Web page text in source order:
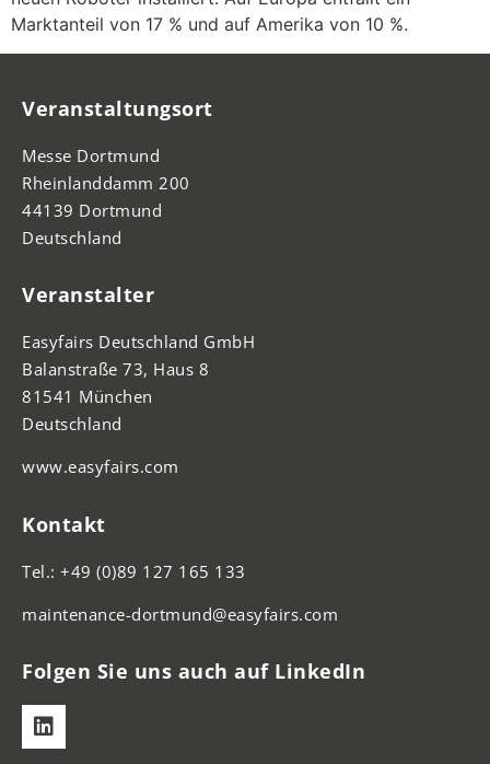
Marktanteil von 17 % und auf Amerika von 10 %.
Veranstaltungsort
Messe Dortmund
Rheinlanddamm 200
44139 Dortmund
Deutschland
Veranstalter
Easyfairs Deutschland GmbH
Balanstraße 73, Haus 8
81541 München
Deutschland
www.easyfairs.com
Kontakt
Tel.: +49 (0)89 127 165 133
maintenance-dortmund@easyfairs.com
Folgen Sie uns auch auf LinkedIn